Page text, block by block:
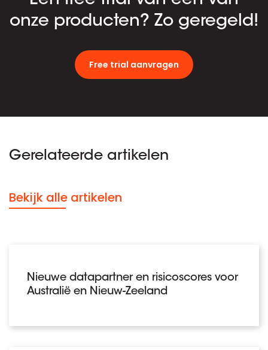
onze producten? Zo geregeld!
Free trial aanvragen
Gerelateerde artikelen
Bekijk alle artikelen
Nieuwe datapartner en risicoscores voor
Australië en Nieuw-Zeeland